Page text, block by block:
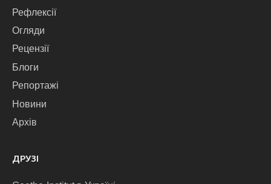
Рефлексії
Огляди
Рецензії
Блоги
Репортажі
Новини
Архів
ДРУЗІ